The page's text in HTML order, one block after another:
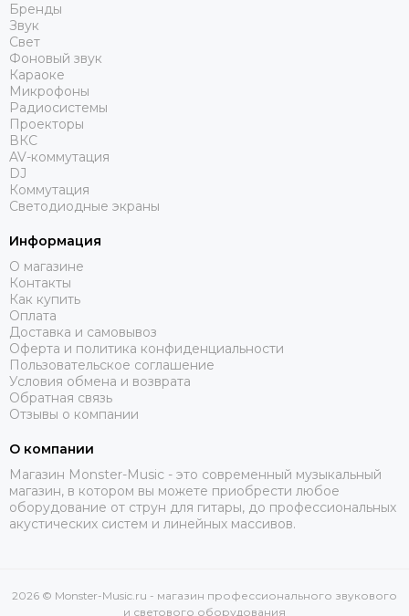
Бренды
Звук
Свет
Фоновый звук
Караоке
Микрофоны
Радиосистемы
Проекторы
ВКС
AV-коммутация
DJ
Коммутация
Светодиодные экраны
Информация
О магазине
Контакты
Как купить
Оплата
Доставка и самовывоз
Оферта и политика конфиденциальности
Пользовательское соглашение
Условия обмена и возврата
Обратная связь
Отзывы о компании
О компании
Магазин Monster-Music - это современный музыкальный
магазин, в котором вы можете приобрести любое
оборудование от струн для гитары, до профессиональных
акустических систем и линейных массивов.
2026 © Monster-Music.ru - магазин профессионального звукового
и светового оборудования